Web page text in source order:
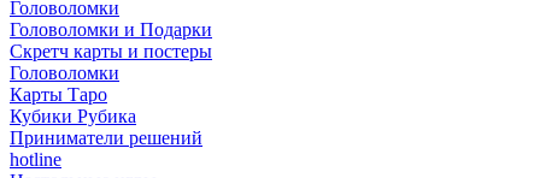
Головоломки
Головоломки и Подарки
Cкретч карты и постеры
Головоломки
Карты Таро
Кубики Рубика
Приниматели решений
hotline